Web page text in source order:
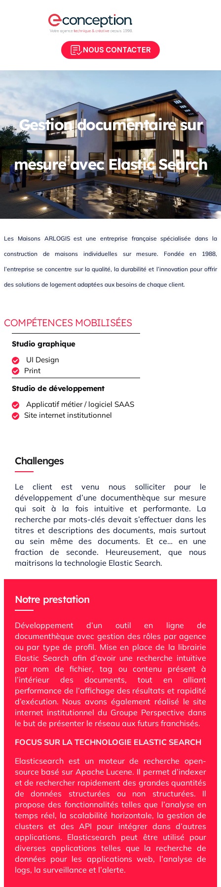
NOUS CONTACTER
Gestion documentaire sur
mesure avec Elastic Search
Les Maisons ARLOGIS est une entreprise française spécialisée dans la
construction de maisons individuelles sur mesure. Fondée en 1988,
l’entreprise se concentre sur la qualité, la durabilité et l’innovation pour offrir
des solutions de logement adaptées aux besoins de chaque client.
COMPÉTENCES MOBILISÉES
Studio graphique
UI Design
Print
Studio de développement
Applicatif métier / logiciel SAAS
Site internet institutionnel
Challenges
Le client est venu nous solliciter pour le
développement d’une documenthèque sur mesure
qui soit à la fois intuitive et performante. La
recherche par mots-clés devait s’effectuer dans les
titres et descriptions des documents, mais surtout
au sein même des documents. Et ce… en une
fraction de seconde. Heureusement, que nous
maitrisons la technologie Elastic Search.
Notre prestation
Développement d’un outil en ligne de
documenthèque avec gestion des rôles par agence
ou par type de profil. Mise en place de la librairie
Elastic Search afin d’avoir une recherche intuitive
par nom de fichier, tag ou contenu présent à
l’intérieur des documents, tout en alliant
performance de l’affichage des résultats et rapidité
d’exécution. Nous avons également réalisé le site
internet institutionnel du Groupe Perspective dans
le but de présenter le réseau aux futurs franchisés.
FOCUS SUR LA TECHNOLOGIE ELASTIC SEARCH
Elasticsearch est un moteur de recherche open-
source basé sur Apache Lucene. Il permet d’indexer
et de rechercher rapidement des grandes quantités
de données structurées ou non structurées. Il
propose des fonctionnalités telles que l’analyse en
temps réel, la scalabilité horizontale, la gestion de
clusters et des API pour intégrer dans d’autres
applications. Elasticsearch peut être utilisé pour
diverses applications telles que la recherche de
données pour les applications web, l’analyse de
logs, la surveillance et l’alerte.